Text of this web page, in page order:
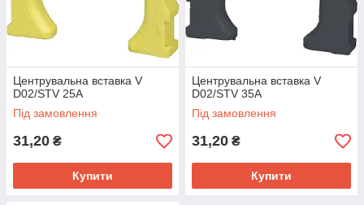
Центрувальна вставка V
D02/STV 25A
Під замовлення
31,20 ₴
Купити
Центрувальна вставка V
D02/STV 35A
Під замовлення
31,20 ₴
Купити